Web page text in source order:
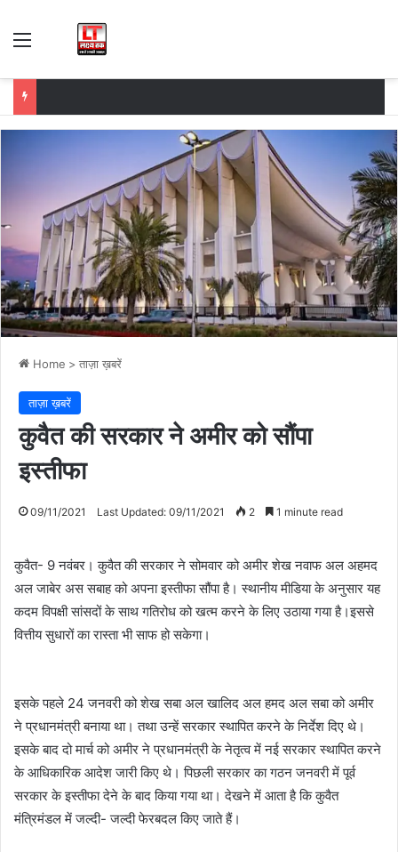
Menu
Home > ताज़ा ख़बरें
ताज़ा ख़बरें
कुवैत की सरकार ने अमीर को सौंपा
इस्तीफा
09/11/2021 Last Updated: 09/11/2021 2 1 minute read
कुवैत- 9 नवंबर। कुवैत की सरकार ने सोमवार को अमीर शेख नवाफ अल अहमद
अल जाबेर अस सबाह को अपना इस्तीफा सौंपा है। स्थानीय मीडिया के अनुसार यह
कदम विपक्षी सांसदों के साथ गतिरोध को खत्म करने के लिए उठाया गया है।इससे
वित्तीय सुधारों का रास्ता भी साफ हो सकेगा।
इसके पहले 24 जनवरी को शेख सबा अल खालिद अल हमद अल सबा को अमीर
ने प्रधानमंत्री बनाया था। तथा उन्हें सरकार स्थापित करने के निर्देश दिए थे।
इसके बाद दो मार्च को अमीर ने प्रधानमंत्री के नेतृत्व में नई सरकार स्थापित करने
के आधिकारिक आदेश जारी किए थे। पिछली सरकार का गठन जनवरी में पूर्व
सरकार के इस्तीफा देने के बाद किया गया था। देखने में आता है कि कुवैत
मंत्रिमंडल में जल्दी- जल्दी फेरबदल किए जाते हैं।